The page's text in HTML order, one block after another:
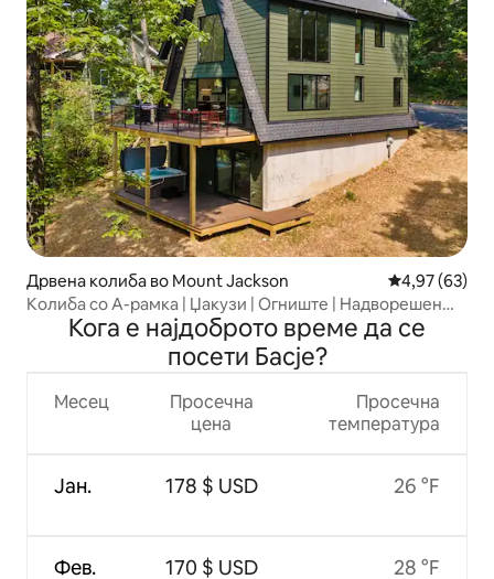
Дрвена колиба во Mount Jackson Просечна
4,97 (63)
Колиба со А-рамка | Џакузи | Огниште | Надворешен
Кога е најдоброто време да се
посети Басје?
Месец
Јан.
Фев.
Просечна
цена
178 $ USD
170 $ USD
Просечна
температура
26 °F
28 °F